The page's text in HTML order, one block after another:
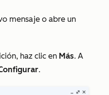
mensaje o abre un
haz clic en Más. A
.